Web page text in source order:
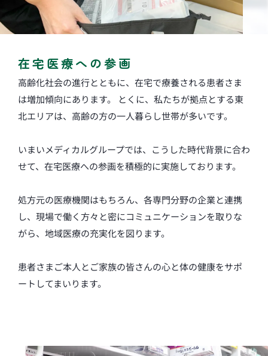
在宅医療への参画
高齢化社会の進行とともに、在宅で療養される患者さま
は増加傾向にあります。 とくに、私たちが拠点とする東
北エリアは、高齢の方の一人暮らし世帯が多いです。
いまいメディカルグループでは、こうした時代背景に合わ
せて、在宅医療への参画を積極的に実施しております。
処方元の医療機関はもちろん、各専門分野の企業と連携
し、現場で働く方々と密にコミュニケーションを取りな
がら、地域医療の充実化を図ります。
患者さまご本人とご家族の皆さんの心と体の健康をサポ
ートしてまいります。